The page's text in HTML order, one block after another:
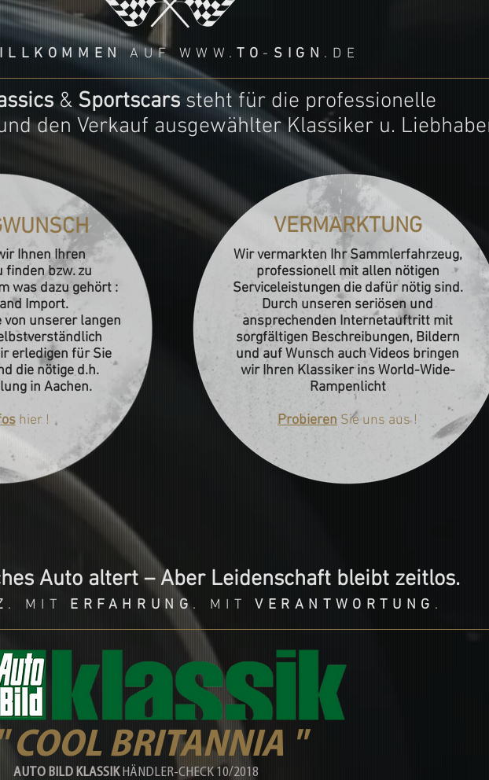
VERMARKTUNG
Wir vermarkten Ihr Sammlerfahrzeug,
professionell mit allen nötigen
Serviceleistungen die dafür nötig sind.
Durch unseren seriösen und
ansprechenden Internetauftritt mit
sorgfältigen Beschreibungen, Bildern
und auf Wunsch auch Videos bringen
wir Ihren Klassiker ins World-Wide-
Rampenlicht
Probieren Sie uns aus!
Ihnen Ihren
finden bzw. zu
was dazu gehört :
Import.
unserer langen
erledigen für Sie
die nötige d.h.
in Aachen.
hier !
AUF WWW.TO - SIGN .DE
& Sportscarssteht für die professionelle
den Verkauf ausgewählter Klassiker u.
Auto altert – Aber Leidenschaft bleibt zeitlos.
. MIT ERFAHRUNG. MIT VERANTWORTUNG .
COOL BRITANNIA "
BILD KLASSIKHÄNDLER-CHECK 10/2018